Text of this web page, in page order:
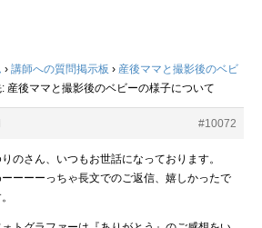
› 講師への質問掲示板 › 産後ママと撮影後のベビ
産後ママと撮影後のベビーの様子について
#10072
のさん、いつもお世話になっております。
ーーーっちゃ長文でのご返信、嬉しかったで